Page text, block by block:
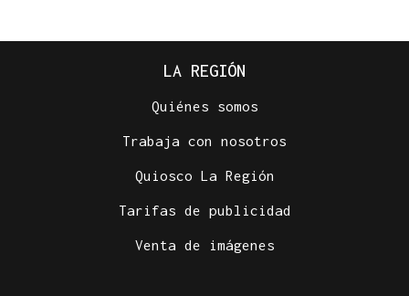
LA REGIÓN
Quiénes somos
Trabaja con nosotros
Quiosco La Región
Tarifas de publicidad
Venta de imágenes